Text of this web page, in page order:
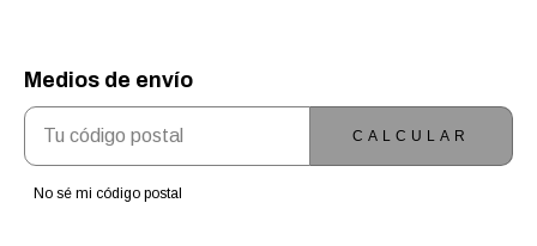
ENTREGAS PARA EL CP:
Medios de envío
CALCULAR
No sé mi código postal